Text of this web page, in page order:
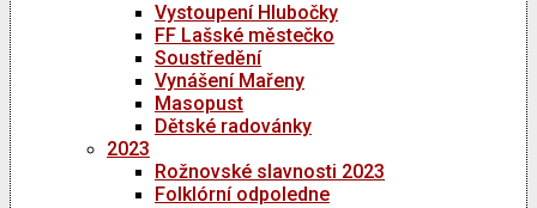
Vystoupení Hlubočky
FF Lašské městečko
Soustředění
Vynášení Mařeny
Masopust
Dětské radovánky
2023
Rožnovské slavnosti 2023
Folklórní odpoledne